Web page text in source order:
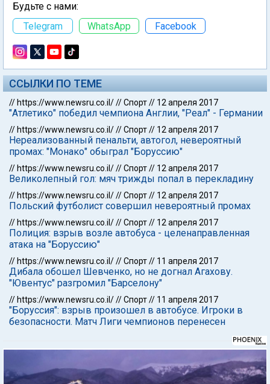
Будьте с нами:
Telegram
WhatsApp Facebook
ССЫЛКИ ПО ТЕМЕ
// https://www.newsru.co.il///Спорт// 12 апреля 2017
"Атлетико" победил чемпиона Англии, "Реал" - Германии
// https://www.newsru.co.il///Спорт// 12 апреля 2017
Нереализованный пенальти, автогол, невероятный
промах: "Монако" обыграл "Боруссию"
// https://www.newsru.co.il///Спорт// 12 апреля 2017
Великолепный гол: мяч трижды попал в перекладину
// https://www.newsru.co.il///Спорт// 12 апреля 2017
Польский футболист совершил невероятный промах
// https://www.newsru.co.il///Спорт// 12 апреля 2017
Полиция: взрыв возле автобуса - целенаправленная
атака на "Боруссию"
// https://www.newsru.co.il///Спорт// 11 апреля 2017
Дибала обошел Шевченко, но не догнал Агахову.
"Ювентус" разгромил "Барселону"
// https://www.newsru.co.il///Спорт// 11 апреля 2017
"Боруссия": взрыв произошел в автобусе. Игроки в
безопасности. Матч Лиги чемпионов перенесен